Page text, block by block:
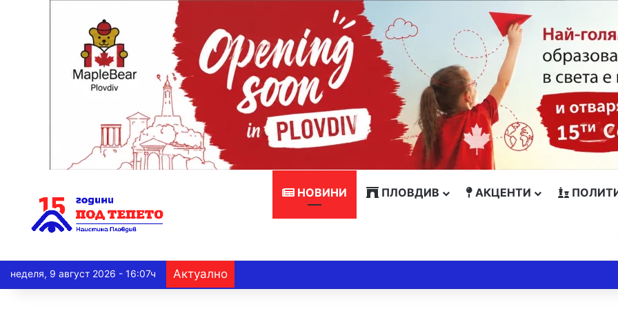
НОВИНИ ПЛОВДИВ АКЦЕНТИ
неделя, 9 август 2026 - 16:07ч Актуално